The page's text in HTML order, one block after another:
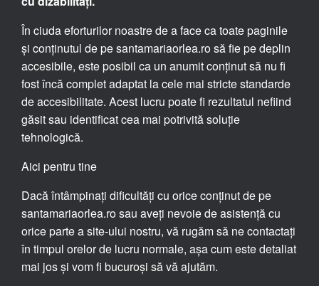
În ciuda eforturilor noastre de a face ca toate paginile
și conținutul de pe santamariaorlea.ro să fie pe deplin
accesibile, este posibil ca un anumit conținut să nu fi
fost încă complet adaptat la cele mai stricte standarde
de accesibilitate. Acest lucru poate fi rezultatul nefiind
găsit sau identificat cea mai potrivită soluție
tehnologică.
Aici pentru tine
Dacă întâmpinați dificultăți cu orice conținut de pe
santamariaorlea.ro sau aveți nevoie de asistență cu
orice parte a site-ului nostru, vă rugăm să ne contactați
în timpul orelor de lucru normale, așa cum este detaliat
mai jos și vom fi bucuroși să vă ajutăm.